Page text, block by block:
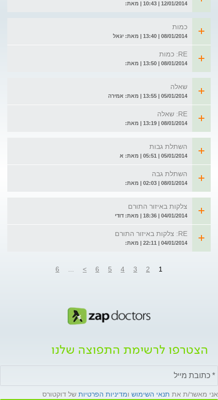
12/01/2014 | 10:43 | מאת:
כמות
08/01/2014 | 13:40 | מאת: יגאל
RE: כמות
08/01/2014 | 13:50 | מאת:
שאלה
05/01/2014 | 13:55 | מאת: אמירה
RE: שאלה
08/01/2014 | 13:19 | מאת:
השתלת גבות
05/01/2014 | 05:51 | מאת: א
השתלת גבה
08/01/2014 | 02:03 | מאת:
צלקות באיזור התורם
04/01/2014 | 18:36 | מאת: דודי
RE: צלקות באיזור התורם
04/01/2014 | 22:11 | מאת:
1
2
3
4
5
6
>
6
הצטרפו לרשימת התפוצה שלנו
אני מאשר/ת את תנאי השימוש ומדיניות הפרטיות של דוקטורס